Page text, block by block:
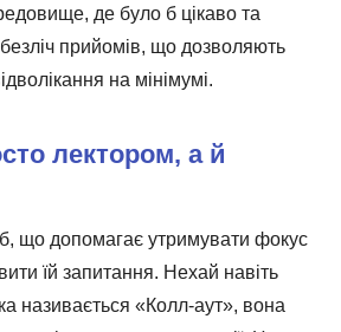
де було б цікаво та
прийомів, що дозволяють
на мінімумі.
лектором, а й
що допомагає утримувати фокус
їй запитання. Нехай навіть
називається «Колл-аут», вона